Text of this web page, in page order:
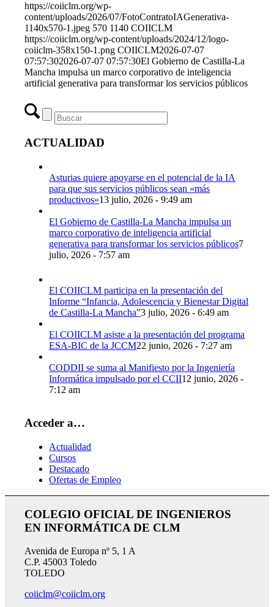
https://coiiclm.org/wp-
content/uploads/2026/07/FotoContratoIAGenerativa-
1140x570-1.jpeg 570 1140 COIICLM
https://coiiclm.org/wp-content/uploads/2024/12/logo-
coiiclm-358x150-1.png COIICLM2026-07-07
07:57:302026-07-07 07:57:30El Gobierno de Castilla-La
Mancha impulsa un marco corporativo de inteligencia
artificial generativa para transformar los servicios públicos
ACTUALIDAD
Asturias quiere apoyarse en el potencial de la IA
para que sus servicios públicos sean «más
productivos»13 julio, 2026 - 9:49 am
El Gobierno de Castilla-La Mancha impulsa un
marco corporativo de inteligencia artificial
generativa para transformar los servicios públicos7
julio, 2026 - 7:57 am
El COIICLM participa en la presentación del
Informe “Infancia, Adolescencia y Bienestar Digital
de Castilla-La Mancha”3 julio, 2026 - 6:49 am
El COIICLM asiste a la presentación del programa
ESA-BIC de la JCCM22 junio, 2026 - 7:27 am
CODDII se suma al Manifiesto por la Ingeniería
Informática impulsado por el CCII12 junio, 2026 -
7:12 am
Acceder a…
Actualidad
Cursos
Destacado
Ofertas de Empleo
COLEGIO OFICIAL DE INGENIEROS
EN INFORMÁTICA DE CLM
Avenida de Europa nº 5, 1 A
C.P. 45003 Toledo
TOLEDO
coiiclm@coiiclm.org